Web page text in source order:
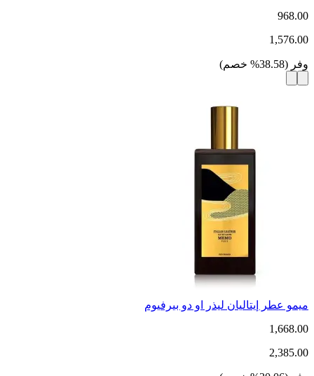
968.00
1,576.00
وفر (
38.58
% خصم)
ميمو عطر إيتاليان ليذر او دو بيرفيوم
1,668.00
2,385.00